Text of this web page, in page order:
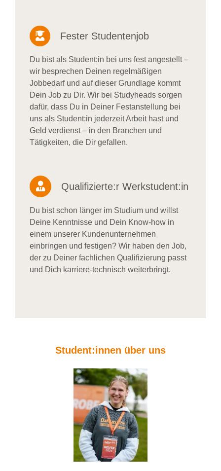
Fester Studentenjob
Du bist als Student:in bei uns fest angestellt –
wir besprechen Deinen regelmäßigen
Jobbedarf und auf dieser Grundlage kommt
Dein Job zu Dir. Wir bei Studyheads sorgen
dafür, dass Du in Deiner Festanstellung bei
uns als Student:in jederzeit Arbeit hast und
Geld verdienst – in den Branchen und
Tätigkeiten, die Dir gefallen.
Qualifizierte:r Werkstudent:in
Du bist schon länger im Studium und willst
Deine Kenntnisse und Dein Know-how in
einem unserer Kundenunternehmen
einbringen und festigen? Wir haben den Job,
der zu Deiner fachlichen Qualifizierung passt
und Dich karriere-technisch weiterbringt.
Student:innen über uns